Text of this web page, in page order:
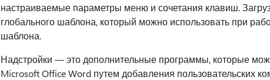
настраиваемые параметры меню и сочетания клавиш.
глобального шаблона, который можно использовать при
шаблона.
Надстройки — это дополнительные программы, которые
Microsoft Office Word путем добавления пользовательских